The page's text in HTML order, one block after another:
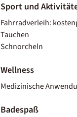
Sport und
Fahrradverleih:
Tauchen
Schnorcheln
Wellness
Medizinische
Badespaß